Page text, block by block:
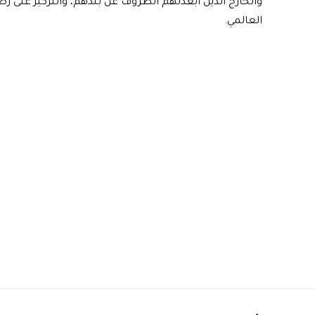
والخارج الذين ابعدتهم الظروف عن بلدهم، والتركيز
العالمي.